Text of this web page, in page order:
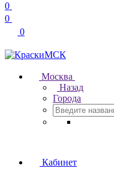
0
0
0
Москва
Назад
Города
Кабинет